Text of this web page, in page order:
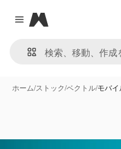
Close menu
Magnific
ホーム/ストック/ベクトル/モバ